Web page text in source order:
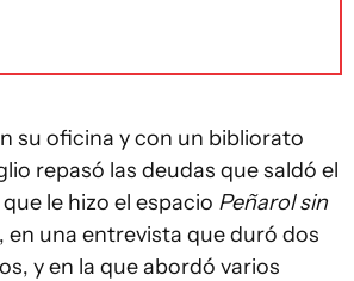
su oficina y con un bibliorato
repasó las deudas que saldó el
le hizo el espacio Peñarol sin
en una entrevista que duró dos
y en la que abordó varios